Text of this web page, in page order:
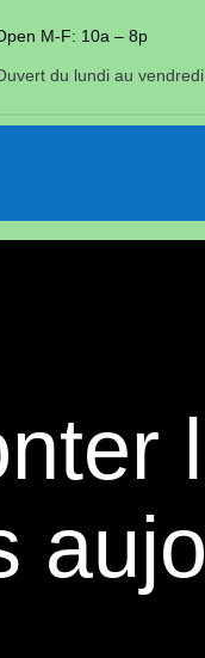
M-F: 10a – 8p
du lundi au vendredi